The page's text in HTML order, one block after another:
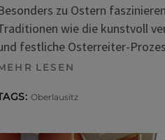
zu Ostern
wie die kunstvoll
festliche Osterreiter-
LESEN
Oberlausitz